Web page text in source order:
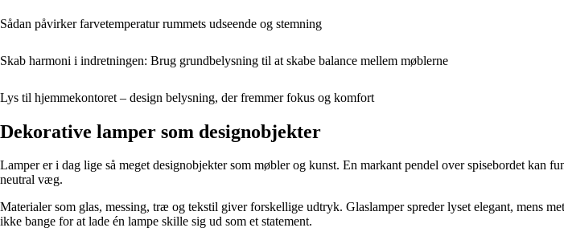
Sådan påvirker farvetemperatur rummets udseende og stemning
Skab harmoni i indretningen: Brug grundbelysning til at skabe balance mellem møblerne
Lys til hjemmekontoret – design belysning, der fremmer fokus og komfort
Dekorative lamper som designobjekter
Lamper er i dag lige så meget designobjekter som møbler og kunst. En markant pendel over spisebordet
neutral væg.
Materialer som glas, messing, træ og tekstil giver forskellige udtryk. Glaslamper spreder lyset elegant, mens
ikke bange for at lade én lampe skille sig ud som et statement.